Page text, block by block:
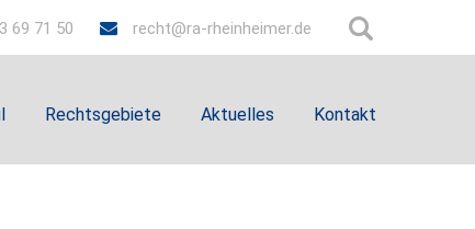
69 71 50 recht@ra-rheinheimer.de
Rechtsgebiete Aktuelles Kontakt